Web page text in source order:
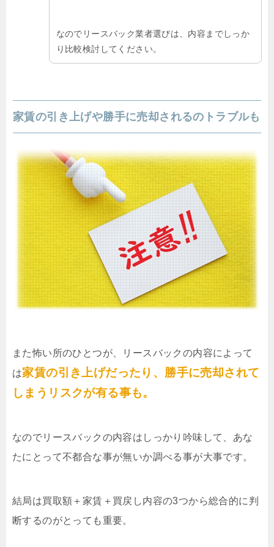
なのでリースバック業者選びは、内容までしっか
り比較検討してください。
家賃の引き上げや勝手に売却されるのトラブルも
また怖い所のひとつが、リースバックの内容によって
は家賃の引き上げだったり、勝手に売却されて
しまうリスクが有る事も。
なのでリースバックの内容はしっかり吟味して、あな
たにとって不都合な事が無いか調べる事が大事です。
結局は買取額＋家賃＋買戻し内容の3つから総合的に判
断するのがとっても重要。